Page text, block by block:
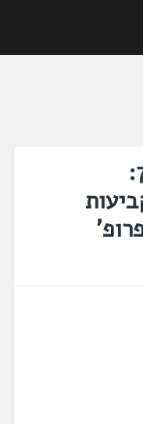
"קולולושה" פרק 79: